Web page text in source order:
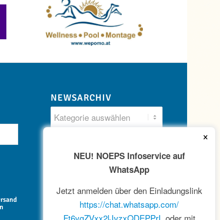
NEWSARCHIV
×
NEU! NOEPS Infoservice auf
WhatsApp
Jetzt anmelden über den Einladungslink
https://chat.whatsapp.com/